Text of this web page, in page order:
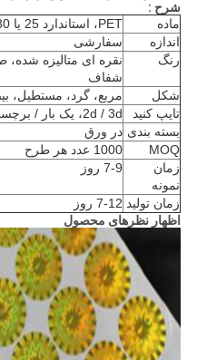
شرح :
ماده
PET، استاندارد 25 یا 30 میکرون
اندازه
سفارشی
رنگ
نقره ای متالیزه شده،
شفاف
شکل
مربع، گرد، مستطیل،
تایپ کنید
2d / 3d، یک بار / برچسب دائمی، لانه زنبوری یا VOID
بسته بندی در ورق
MOQ
1000 عدد هر طرح
زمان
نمونه
7-9 روز
زمان تولید 7-12 روز
اظهار نظرهای محصول